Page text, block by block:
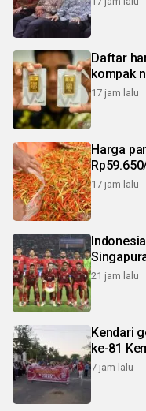
Daftar
kompak
17 jam lalu
Harga
17 jam lalu
21 jam lalu
Kendari
ke-81
7 jam lalu